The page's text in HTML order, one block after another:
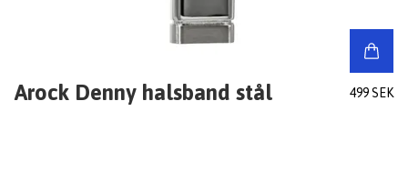
Arock Denny halsband stål 499 SEK